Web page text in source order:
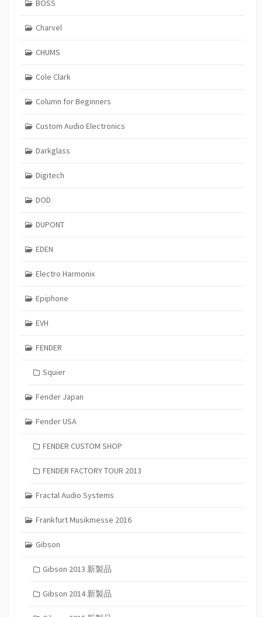
BOSS
Charvel
CHUMS
Cole Clark
Column for Beginners
Custom Audio Electronics
Darkglass
Digitech
DOD
DUPONT
EDEN
Electro Harmonix
Epiphone
EVH
FENDER
Squier
Fender Japan
Fender USA
FENDER CUSTOM SHOP
FENDER FACTORY TOUR 2013
Fractal Audio Systems
Frankfurt Musikmesse 2016
Gibson
Gibson 2013 新製品
Gibson 2014 新製品